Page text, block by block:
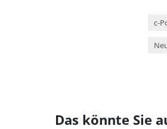
c-
Das könnte Sie